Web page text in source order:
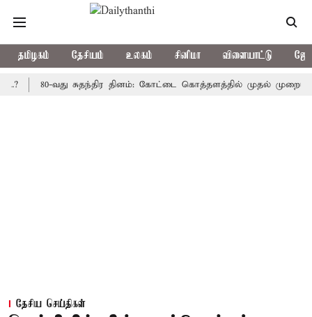
தமிழகம் தேசியம் உலகம் சினிமா விளையாட்டு
80-வது சுதந்திர தினம்: கோட்டை கொத்தளத்தில் முதல் முறையாக
தேசிய செய்திகள்